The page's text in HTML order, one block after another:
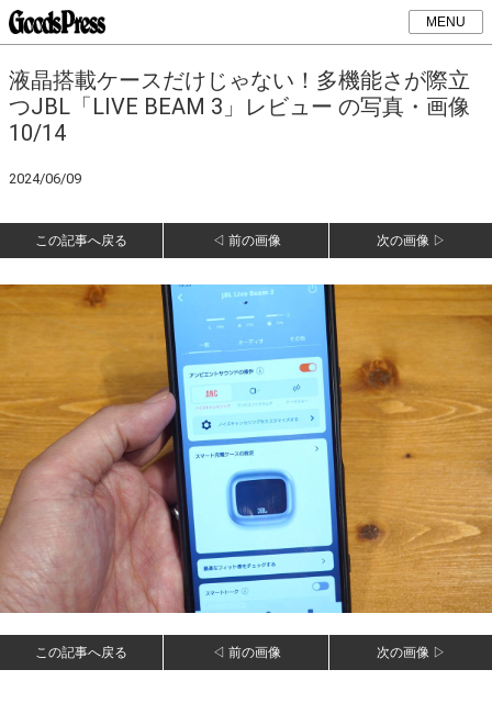
MENU
液晶搭載ケースだけじゃない！多機能さが際立
つJBL「LIVE BEAM 3」レビュー の写真・画像
10/14
2024/06/09
この記事へ戻る ◁ 前の画像 次の画像 ▷
この記事へ戻る ◁ 前の画像 次の画像 ▷